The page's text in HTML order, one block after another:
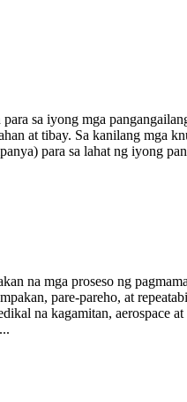
sa iyong mga
at tibay. Sa kanilang mga
para sa lahat ng iyong
na mga proseso ng
pare-pareho, at
na kagamitan, aerospace